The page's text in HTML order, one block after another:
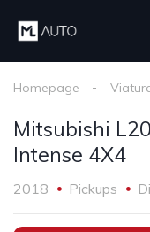
Homepage
Mitsubishi
Intense 4X4
2018 Pickups